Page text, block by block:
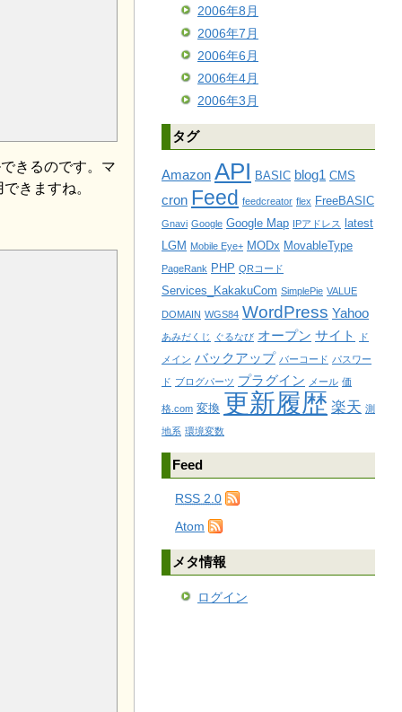
きるのです。マ
きますね。
2006年8月
2006年7月
2006年6月
2006年4月
2006年3月
タグ
Amazon API BASIC blog1 CMS
cron Feed feedcreator flex FreeBASIC
Gnavi Google Google Map IPアドレス latest
LGM Mobile Eye+ MODx MovableType
PageRank PHP QRコード
Services_KakakuCom SimplePie VALUE
DOMAIN WGS84 WordPress Yahoo
あみだくじ ぐるなび オープン サイト ド
メイン バックアップ バーコード パスワー
ド ブログパーツ プラグイン メール 価
格.com 変換 更新履歴 楽天 測
地系 環境変数
Feed
RSS 2.0
Atom
メタ情報
ログイン